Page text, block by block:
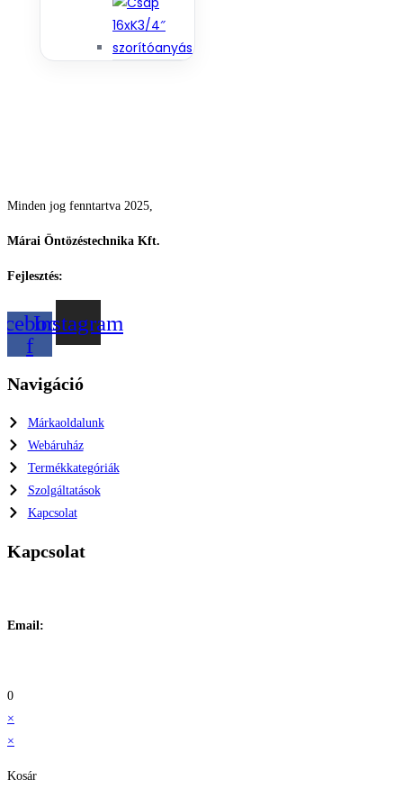
Minden jog fenntartva 2025,
Márai Öntözéstechnika Kft.
Fejlesztés:
f
Instagram
Navigáció
Márkaoldalunk
Webáruház
Termékkategóriák
Szolgáltatások
Kapcsolat
Kapcsolat
Email:
0
×
×
Kosár